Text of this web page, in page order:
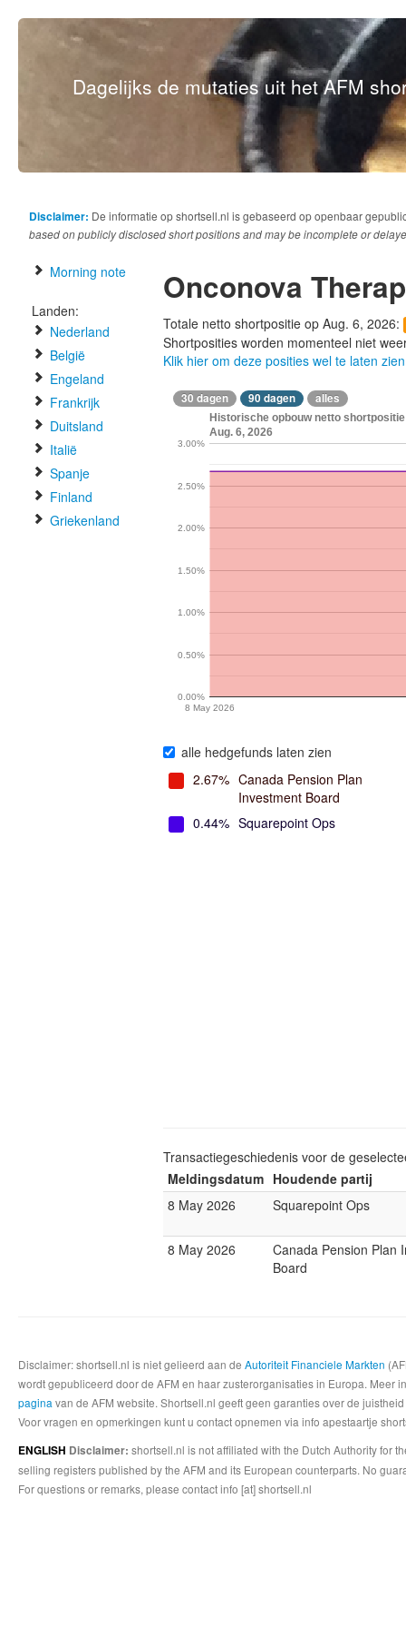
Dagelijks de mutaties uit het AFM
Disclaimer: De informatie op shortsell.nl is gebaseerd op openbaar
based on publicly disclosed short positions and may be incomplete or
Morning note
Landen:
Nederland
België
Engeland
Frankrijk
Duitsland
Italië
Spanje
Finland
Griekenland
Onconova
Totale netto shortpositie op Aug. 6, 2026:
Shortposities worden momenteel niet
Klik hier om deze posities wel te laten zien
30 dagen 90 dagen alles
Historische opbouw netto
Aug. 6, 2026
8 May 2026
0.00%
0.50%
1.00%
1.50%
2.00%
2.50%
3.00%
alle hedgefunds laten zien
2.67% Canada Pension Plan
Investment Board
0.44% Squarepoint Ops
Transactiegeschiedenis voor de
Meldingsdatum Houdende partij
8 May 2026
Squarepoint Ops
8 May 2026
Canada Pension Plan
Board
Disclaimer: shortsell.nl is niet gelieerd aan de Autoriteit Financiele Markten
wordt gepubliceerd door de AFM en haar zusterorganisaties in Europa.
pagina van de AFM website. Shortsell.nl geeft geen garanties over de
Voor vragen en opmerkingen kunt u contact opnemen via info apestaartje
ENGLISH Disclaimer: shortsell.nl is not affiliated with the Dutch Authority for
selling registers published by the AFM and its European counterparts. No
For questions or remarks, please contact info [at] shortsell.nl